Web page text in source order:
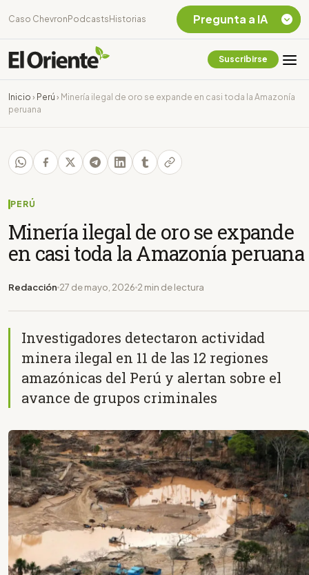
Caso Chevron Podcasts Historias
Suscribirse
Inicio › Perú › Minería ilegal de oro se expande en casi toda la Amazonía
peruana
PERÚ
Minería ilegal de oro se expande
en casi toda la Amazonía peruana
Redacción 27 de mayo, 2026 2 min de lectura
Investigadores detectaron actividad
minera ilegal en 11 de las 12 regiones
amazónicas del Perú y alertan sobre el
avance de grupos criminales
Pregunta a IA
Chevron Ecuador